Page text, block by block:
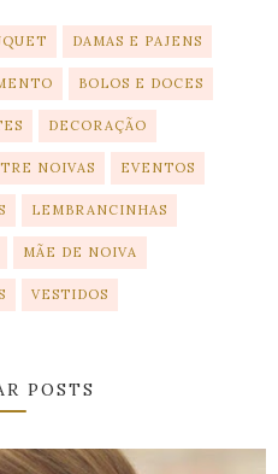
DAMAS E PAJENS
BOLOS E DOCES
DECORAÇÃO
NOIVAS EVENTOS
LEMBRANCINHAS
MÃE DE NOIVA
VESTIDOS
POSTS